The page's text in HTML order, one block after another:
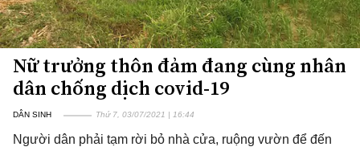
Nữ trưởng thôn đảm đang cùng nhân
dân chống dịch covid-19
DÂN SINH Thứ 7, 03/07/2021 | 16:44
Người dân phải tạm rời bỏ nhà cửa, ruộng vườn để đến